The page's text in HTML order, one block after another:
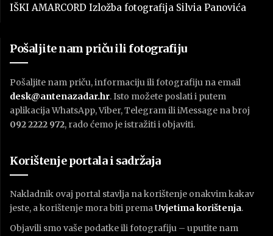
IŠKI AMARCORD Izložba fotografija Silvia Panovića
Pošaljite nam priču ili fotografiju
Pošaljite nam priču, informaciju ili fotografiju na email
desk@antenazadar.hr. Isto možete poslati i putem
aplikacija WhatsApp, Viber, Telegram ili iMessage na broj
092 2222 972, rado ćemo je istražiti i objaviti.
Korištenje portala i sadržaja
Nakladnik ovaj portal stavlja na korištenje onakvim kakav
jeste, a korištenje mora biti premaUvjetima korištenja.
Objavili smo vaše podatke ili fotografiju – uputite nam